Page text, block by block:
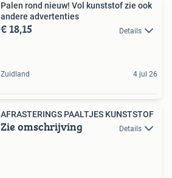
Palen rond nieuw! Vol kunststof zie ook
andere advertenties
€ 18,15 Details
Zuidland 4 jul 26
AFRASTERINGS PAALTJES KUNSTSTOF
Zie omschrijving Details